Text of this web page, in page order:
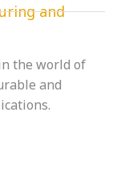
and
the world of
and